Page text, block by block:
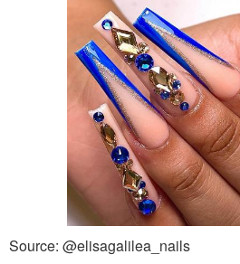
Source: @elisagalilea_nails